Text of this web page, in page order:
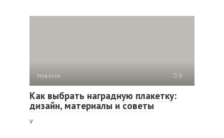
Новости 0
Как выбрать наградную плакетку:
дизайн, материалы и советы
У